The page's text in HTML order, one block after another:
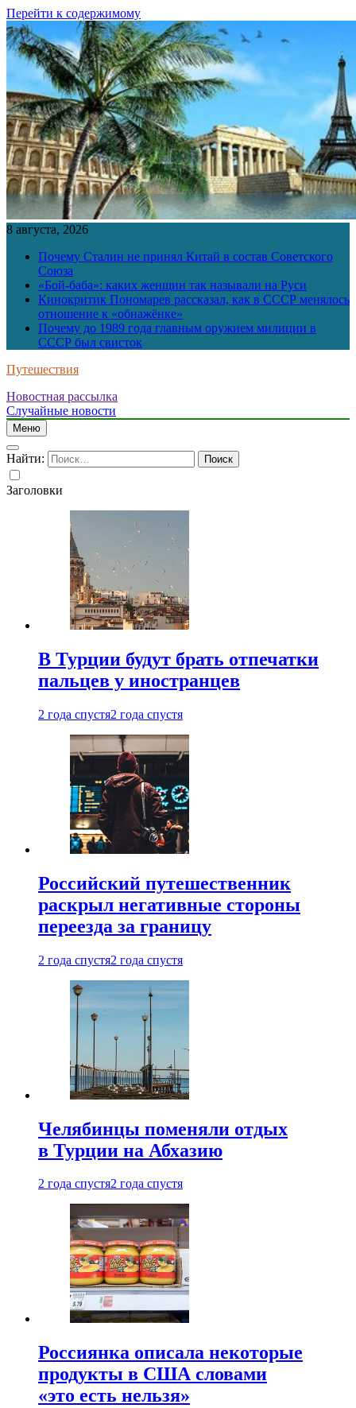
Перейти к содержимому
8 августа, 2026
Почему Сталин не принял Китай в состав Советского
Союза
«Бой-баба»: каких женщин так называли на Руси
Кинокритик Пономарев рассказал, как в СССР менялось
отношение к «обнажёнке»
Почему до 1989 года главным оружием милиции в
СССР был свисток
Путешествия
Новостная рассылка
Случайные новости
Меню
Найти:
Заголовки
В Турции будут брать отпечатки
пальцев у иностранцев
2 года спустя2 года спустя
Российский путешественник
раскрыл негативные стороны
переезда за границу
2 года спустя2 года спустя
Челябинцы поменяли отдых
в Турции на Абхазию
2 года спустя2 года спустя
Россиянка описала некоторые
продукты в США словами
«это есть нельзя»